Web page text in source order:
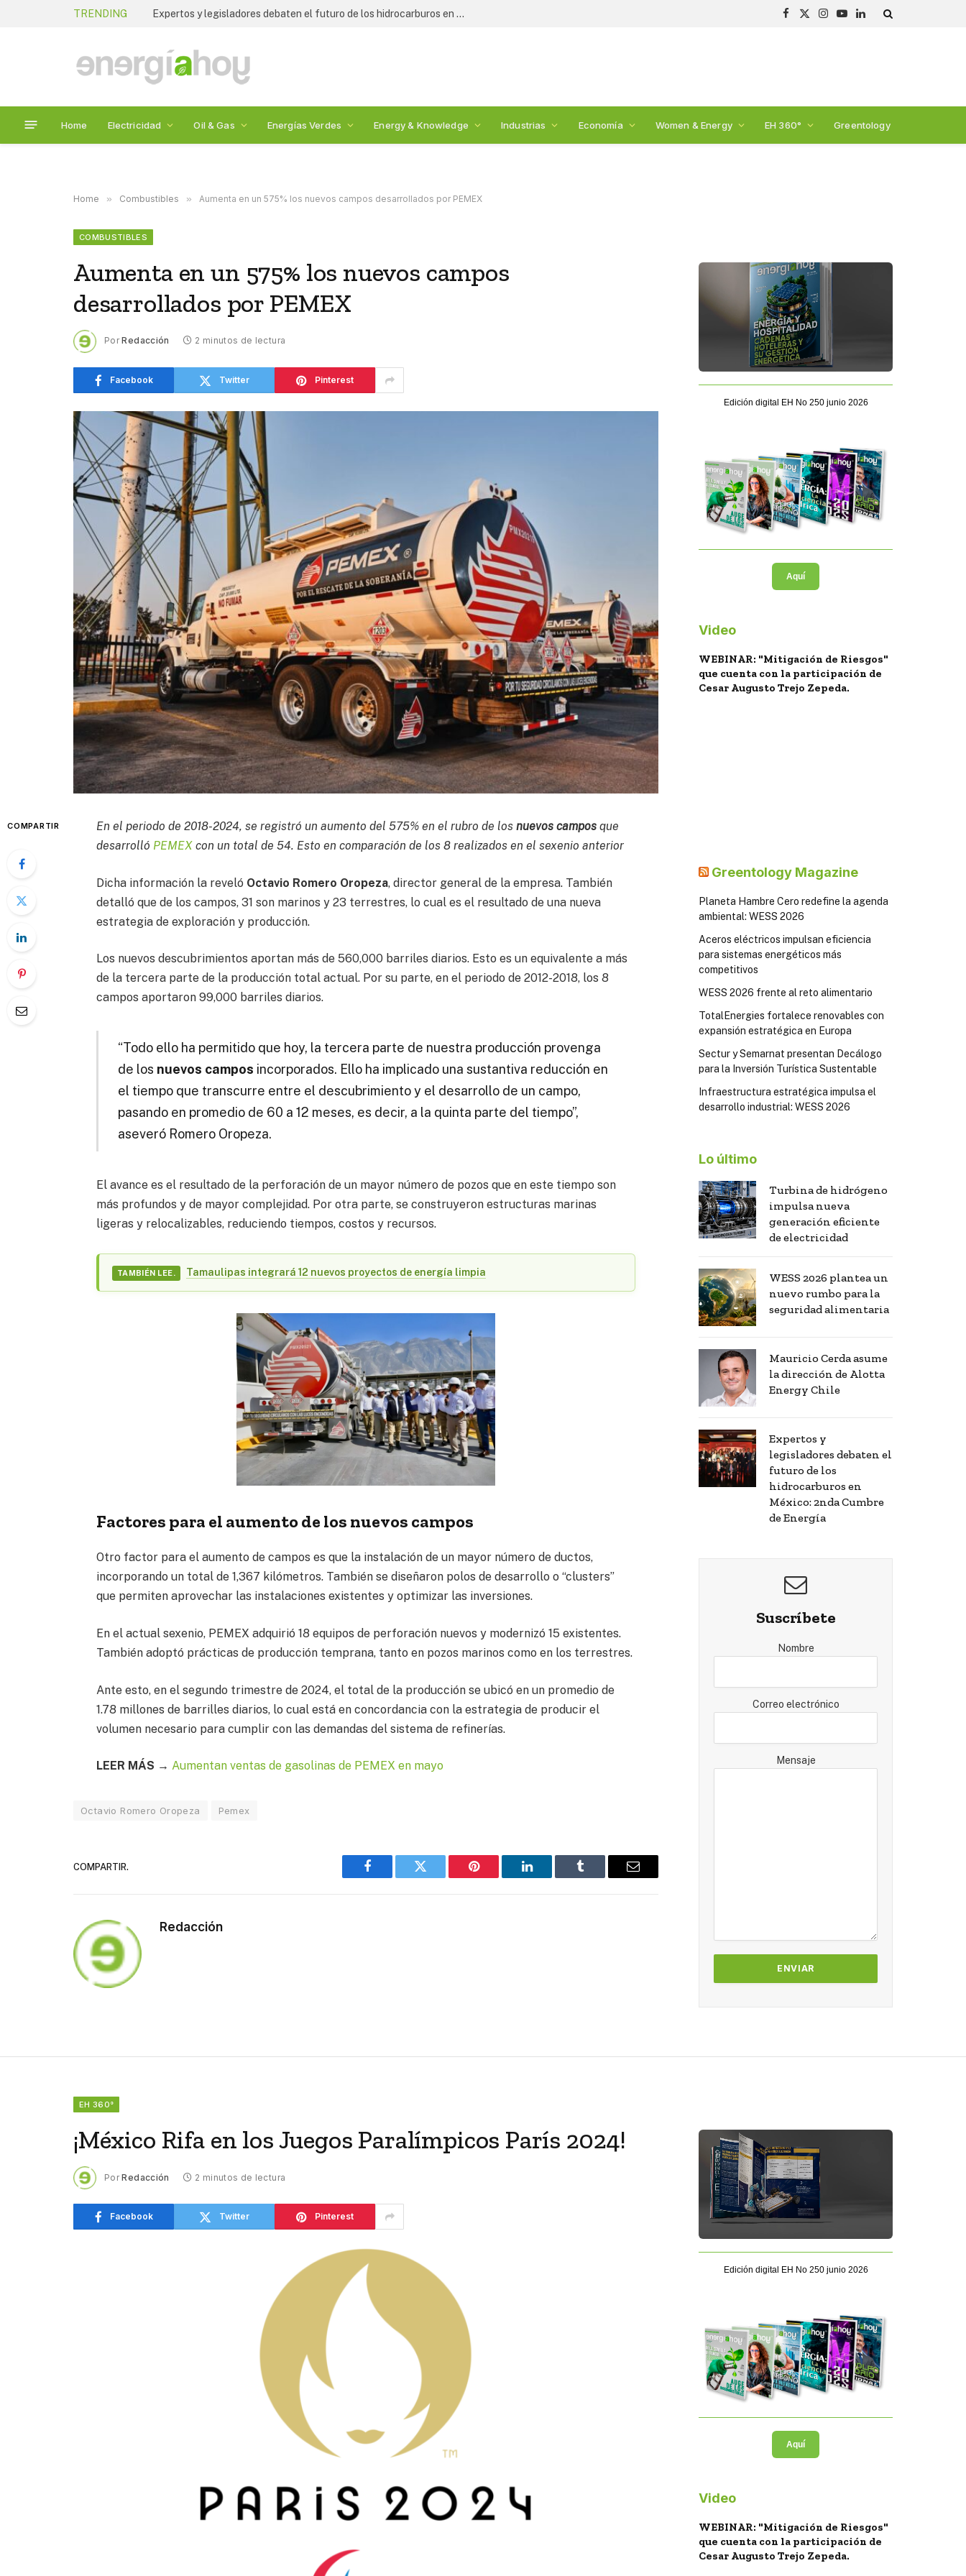
TRENDING Expertos y legisladores debaten el futuro de los hidrocarburos en México: 2nda Cumbre de Energía
Facebook
X
Instagram
YouTubeLinkedIn
Home Electricidad Oil & Gas Energías Verdes Energy & Knowledge Industrias Economía Women & Energy EH 360° Greentology
Home » Combustibles » Aumenta en un 575% los nuevos campos desarrollados por PEMEX
COMBUSTIBLES
Aumenta en un 575% los nuevos campos
desarrollados por PEMEX
Por Redacción 2 minutos de lectura
Facebook Twitter Pinterest
COMPARTIR En el periodo de 2018-2024, se registró un aumento del 575% en el rubro de losnuevos campos que
desarrolló PEMEX con un total de 54. Esto en comparación de los 8 realizados en el sexenio anterior
Dicha información la reveló Octavio Romero Oropeza, director general de la empresa. También
detalló que de los campos, 31 son marinos y 23 terrestres, lo cual es el resultado de una nueva
estrategia de exploración y producción.
Los nuevos descubrimientos aportan más de 560,000 barriles diarios. Esto es un equivalente a más
de la tercera parte de la producción total actual. Por su parte, en el periodo de 2012-2018, los 8
campos aportaron 99,000 barriles diarios.
“Todo ello ha permitido que hoy, la tercera parte de nuestra producción provenga
de los nuevos campos incorporados. Ello ha implicado una sustantiva reducción en
el tiempo que transcurre entre el descubrimiento y el desarrollo de un campo,
pasando en promedio de 60 a 12 meses, es decir, a la quinta parte del tiempo”,
aseveró Romero Oropeza.
El avance es el resultado de la perforación de un mayor número de pozos que en este tiempo son
más profundos y de mayor complejidad. Por otra parte, se construyeron estructuras marinas
ligeras y relocalizables, reduciendo tiempos, costos y recursos.
TAMBIÉN LEE. Tamaulipas integrará 12 nuevos proyectos de energía limpia
Factores para el aumento de los nuevos campos
Otro factor para el aumento de campos es que la instalación de un mayor número de ductos,
incorporando un total de 1,367 kilómetros. También se diseñaron polos de desarrollo o “clusters”
que permiten aprovechar las instalaciones existentes y optimizar las inversiones.
En el actual sexenio, PEMEX adquirió 18 equipos de perforación nuevos y modernizó 15 existentes.
También adoptó prácticas de producción temprana, tanto en pozos marinos como en los terrestres.
Ante esto, en el segundo trimestre de 2024, el total de la producción se ubicó en un promedio de
1.78 millones de barrilles diarios, lo cual está en concordancia con la estrategia de producir el
volumen necesario para cumplir con las demandas del sistema de refinerías.
LEER MÁS →Aumentan ventas de gasolinas de PEMEX en mayo
Octavio Romero Oropeza Pemex
COMPARTIR.
Facebook Twitter Pinterest LinkedIn Tumblr Email
Redacción
Edición digital EH No 250 junio 2026
Aquí
Video
WEBINAR: "Mitigación de Riesgos"
que cuenta con la participación de
Cesar Augusto Trejo Zepeda.
Greentology Magazine
Planeta Hambre Cero redefine la agenda
ambiental: WESS 2026
Aceros eléctricos impulsan eficiencia
para sistemas energéticos más
competitivos
WESS 2026 frente al reto alimentario
TotalEnergies fortalece renovables con
expansión estratégica en Europa
Sectur y Semarnat presentan Decálogo
para la Inversión Turística Sustentable
Infraestructura estratégica impulsa el
desarrollo industrial: WESS 2026
Lo último
Turbina de hidrógeno
impulsa nueva
generación eficiente
de electricidad
WESS 2026 plantea un
nuevo rumbo para la
seguridad alimentaria
Mauricio Cerda asume
la dirección de Alotta
Energy Chile
Expertos y
legisladores debaten el
futuro de los
hidrocarburos en
México: 2nda Cumbre
de Energía
Suscríbete
Nombre
Correo electrónico
Mensaje
EH 360°
¡México Rifa en los Juegos Paralímpicos París 2024!
Por Redacción 2 minutos de lectura
Facebook Twitter Pinterest
Edición digital EH No 250 junio 2026
Aquí
Video
WEBINAR: "Mitigación de Riesgos"
que cuenta con la participación de
Cesar Augusto Trejo Zepeda.